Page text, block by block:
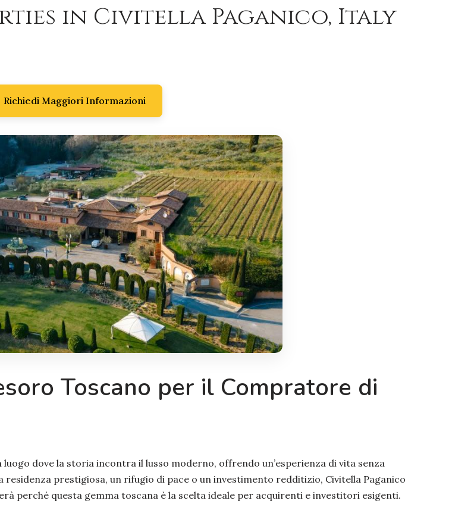
in Civitella Paganico, Italy
Richiedi Maggiori Informazioni
Toscano per il Compratore di
luogo dove la storia incontra il lusso moderno, offrendo un’esperienza di vita senza
residenza prestigiosa, un rifugio di pace o un investimento redditizio, Civitella Paganico
perché questa gemma toscana è la scelta ideale per acquirenti e investitori esigenti.